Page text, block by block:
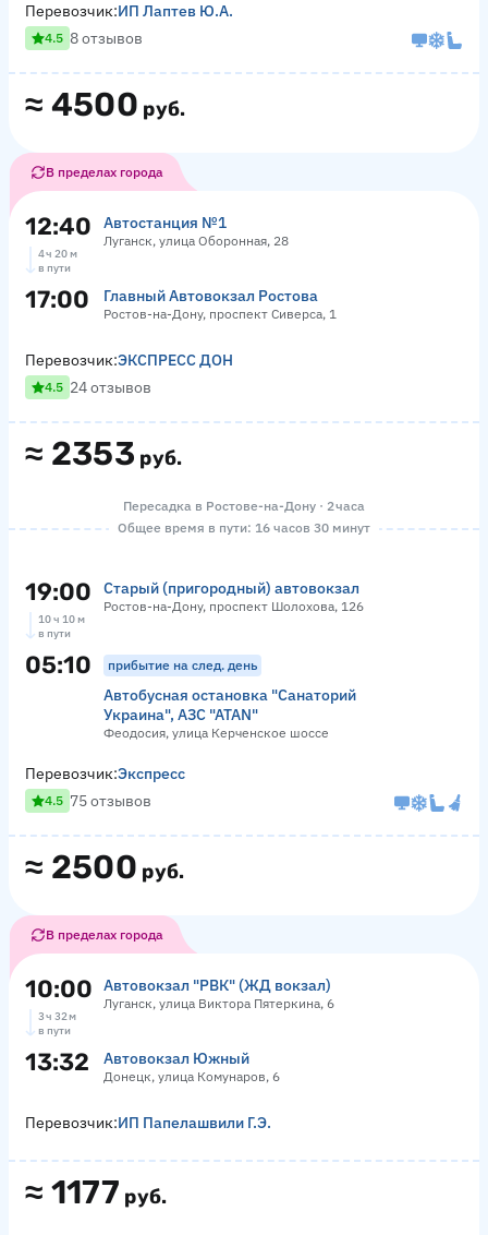
≈ 4500 руб.
Перевозчик:ИП Лаптев Ю.А.
4.5 8 отзывов
В пределах города
12:40 Автостанция №1
Луганск, улица Оборонная, 28
4 ч 20 м
в пути
17:00 Главный Автовокзал Ростова
Ростов-на-Дону, проспект Сиверса, 1
≈ 2353 руб.
Перевозчик:ЭКСПРЕСС ДОН
4.5 24 отзывов
Пересадка в Ростове-на-Дону · 2 часа
Общее время в пути: 16 часов 30 минут
19:00 Старый (пригородный) автовокзал
Ростов-на-Дону, проспект Шолохова, 126
10 ч 10 м
в пути
05:10 прибытие на след. день
Автобусная остановка "Санаторий
Украина", АЗС "ATAN"
Феодосия, улица Керченское шоссе
≈ 2500 руб.
Перевозчик:Экспресс
4.5 75 отзывов
В пределах города
10:00 Автовокзал "РВК" (ЖД вокзал)
Луганск, улица Виктора Пятеркина, 6
3 ч 32 м
в пути
13:32 Автовокзал Южный
Донецк, улица Комунаров, 6
≈ 1177 руб.
Перевозчик:ИП Папелашвили Г.Э.